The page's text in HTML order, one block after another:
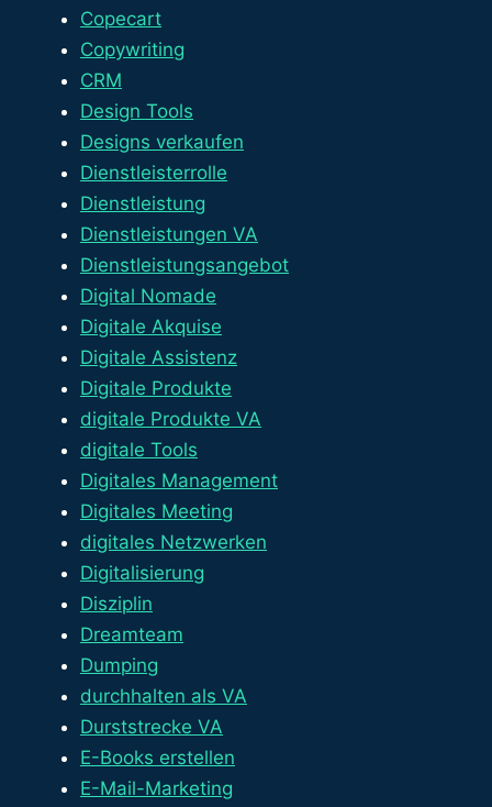
Copecart
Copywriting
CRM
Design Tools
Designs verkaufen
Dienstleisterrolle
Dienstleistung
Dienstleistungen VA
Dienstleistungsangebot
Digital Nomade
Digitale Akquise
Digitale Assistenz
Digitale Produkte
digitale Produkte VA
digitale Tools
Digitales Management
Digitales Meeting
digitales Netzwerken
Digitalisierung
Disziplin
Dreamteam
Dumping
durchhalten als VA
Durststrecke VA
E-Books erstellen
E-Mail-Marketing